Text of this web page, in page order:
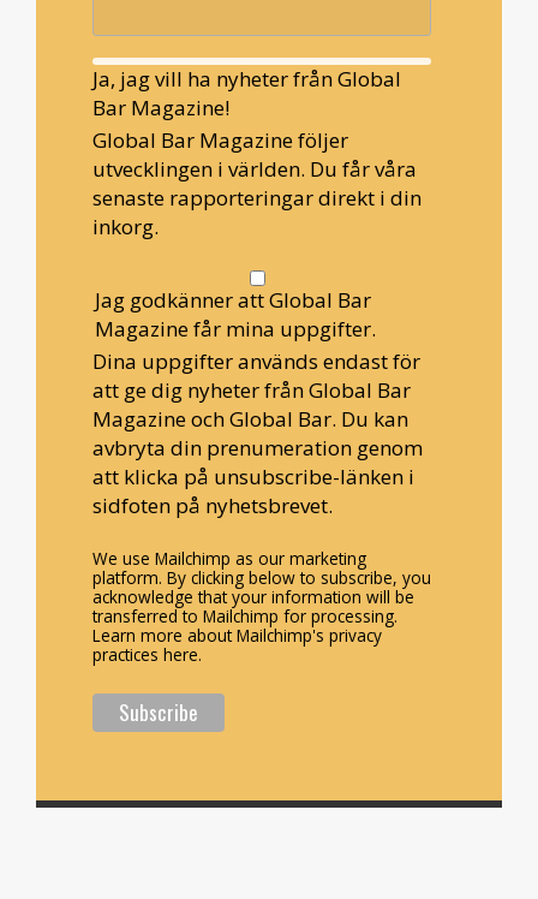
Ja, jag vill ha nyheter från Global
Bar Magazine!
Global Bar Magazine följer
utvecklingen i världen. Du får våra
senaste rapporteringar direkt i din
inkorg.
Jag godkänner att Global Bar
Magazine får mina uppgifter.
Dina uppgifter används endast för
att ge dig nyheter från Global Bar
Magazine och Global Bar. Du kan
avbryta din prenumeration genom
att klicka på unsubscribe-länken i
sidfoten på nyhetsbrevet.
We use Mailchimp as our marketing
platform. By clicking below to subscribe, you
acknowledge that your information will be
transferred to Mailchimp for processing.
Learn more about Mailchimp's privacy
practices here.